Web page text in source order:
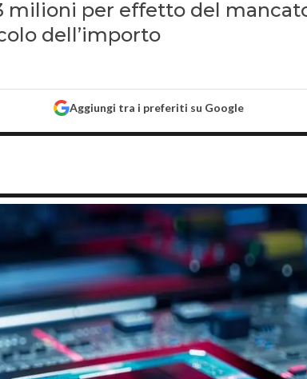
milioni per effetto del
dell’importo
Aggiungi tra i preferiti su Google